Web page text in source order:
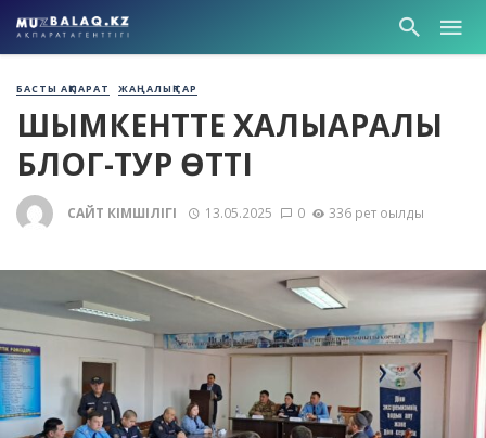
БАСТЫ АҚПАРАТ ЖАҢАЛЫҚТАР
ШЫМКЕНТТЕ ХАЛЫҚАРАЛЫҚ
БЛОГ-ТУР ӨТТІ
САЙТ ӘКІМШІЛІГІ 13.05.2025 0 336 рет оқылды